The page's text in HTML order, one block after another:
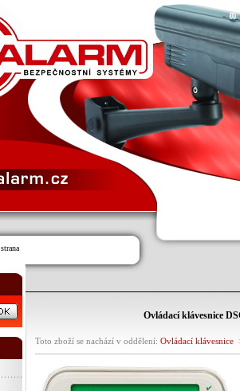
Ovládací klávesnice
Toto zboží se nachází v oddělení: Ovládací klávesnice